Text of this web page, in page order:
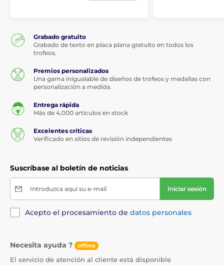
Grabado gratuito
Grabado de texto en placa plana gratuito en todos los
trofeos.
Premios personalizados
Una gama inigualable de diseños de trofeos y medallas con
personalización a medida.
Entrega rápida
Más de 4,000 artículos en stock
Excelentes críticas
Verificado en sitios de revisión independientes
Suscríbase al boletín de noticias
Introduzca aquí su e-mail Iniciar sesión
Acepto el procesamiento de datos personales
Necesita ayuda ? offline
El servicio de atención al cliente está disponible